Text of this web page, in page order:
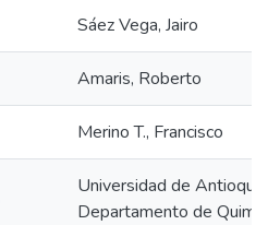
Sáez Vega, Jairo
Amaris, Roberto
Merino T., Francisco
Universidad de
Departamento de